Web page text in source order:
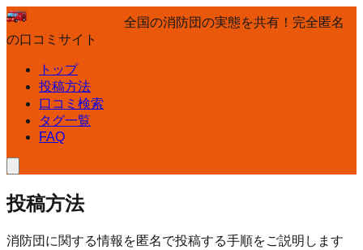
全国の消防団の実態を共有！完全匿名
の口コミサイト
トップ
投稿方法
口コミ検索
タグ一覧
FAQ
投稿方法
消防団に関する情報を匿名で投稿する手順をご説明します